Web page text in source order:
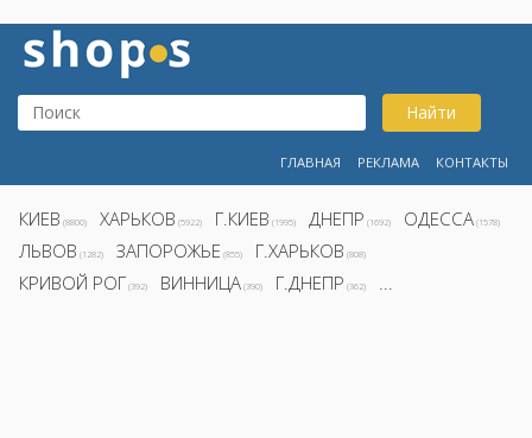
Найти
ГЛАВНАЯ РЕКЛАМА КОНТАКТЫ
КИЕВ (8800) ХАРЬКОВ (5922) Г.КИЕВ (1995) ДНЕПР (1692) ОДЕССА (1578)
ЛЬВОВ (1282) ЗАПОРОЖЬЕ (855) Г.ХАРЬКОВ (808)
КРИВОЙ РОГ (392) ВИННИЦА (390) Г.ДНЕПР (362) ...